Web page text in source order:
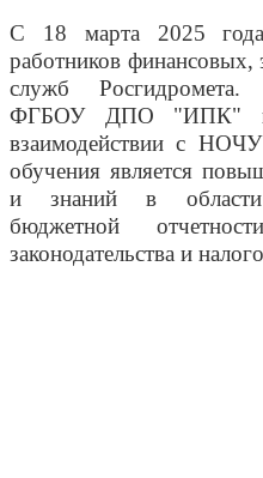
С 18 марта 2025 года
работников
служб Росгидромета.
ФГБОУ ДПО "ИПК"
взаимодействии с
обучения является
и знаний в области
бюджетной
законодательства и